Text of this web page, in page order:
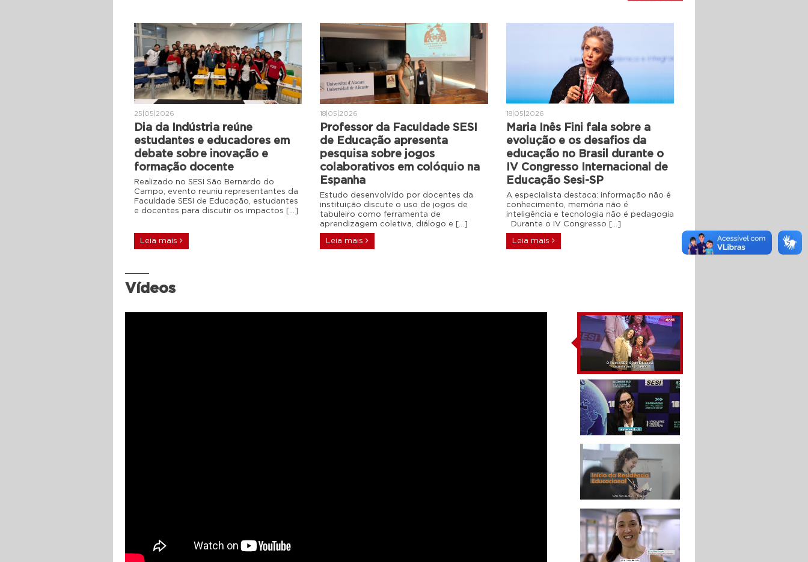
25|05|2026
Dia da Indústria reúne
estudantes e educadores em
debate sobre inovação e
formação docente
Realizado no SESI São Bernardo do
Campo, evento reuniu representantes da
Faculdade SESI de Educação, estudantes
e docentes para discutir os impactos […]
Leia mais
18|05|2026
Professor da Faculdade SESI
de Educação apresenta
pesquisa sobre jogos
colaborativos em colóquio na
Espanha
Estudo desenvolvido por docentes da
instituição discute o uso de jogos de
tabuleiro como ferramenta de
aprendizagem coletiva, diálogo e […]
Leia mais
18|05|2026
Maria Inês Fini fala sobre a
evolução e os desafios da
educação no Brasil durante o
IV Congresso Internacional de
Educação Sesi-SP
A especialista destaca: informação não é
conhecimento, memória não é
inteligência e tecnologia não é pedagogia
Durante o IV Congresso […]
Leia mais
Vídeos
IV Congresso
Internacional de
Educação SESI-SP
A tecnologia aliada à
educação - Congresso
Internacional de
Educação SESI-SP
10 ANOS DA FACULDADE
SESI A escola como
segunda casa desde o
primeiro dia